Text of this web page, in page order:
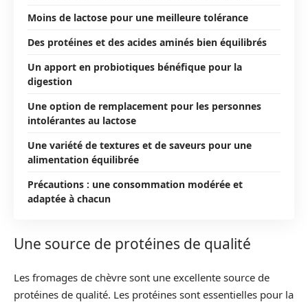
Moins de lactose pour une meilleure tolérance
Des protéines et des acides aminés bien équilibrés
Un apport en probiotiques bénéfique pour la
digestion
Une option de remplacement pour les personnes
intolérantes au lactose
Une variété de textures et de saveurs pour une
alimentation équilibrée
Précautions : une consommation modérée et
adaptée à chacun
Une source de protéines de qualité
Les fromages de chèvre sont une excellente source de
protéines de qualité. Les protéines sont essentielles pour la